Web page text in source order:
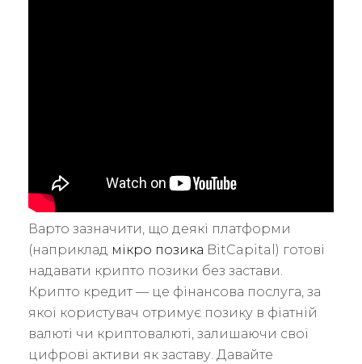
Варто зазначити, що деякі платформи
(наприклад мікро позика BitCapital) готові
надавати крипто позики без застави.
Крипто кредит — це фінансова послуга, за
якої користувач отримує позику в фіатній
валюті чи криптовалюті, залишаючи свої
цифрові активи як заставу. Давайте